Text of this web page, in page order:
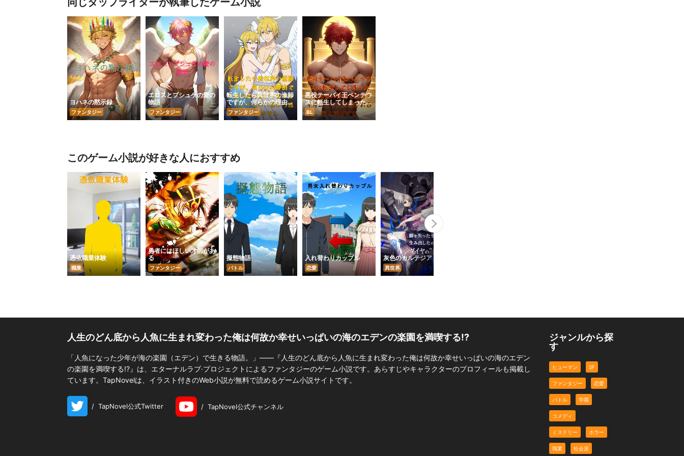
ヨハネの黙示録
ファンタジー
エロスとプシュケの愛の
物語
ファンタジー
転生したら異世界の漁師
ですが、何らかの理由で
天使の姿に変わります
が、ヤンデレの人魚から
ファンタジー
悪役テーバイ王ペンテウ
スに転生してしまった、
従兄弟の神様であるディ
オニュソスに殺される前
BL
このゲーム小説が好きな人におすすめ
憑依職業体験
職業
勇者にはほしい才能があ
る
ファンタジー
擬態物語
バトル
入れ替わりカップル
恋愛
灰色のカルテジア
異世界
人生のどん底から人魚に生まれ変わった俺は何故か幸せいっぱいの海のエデンの楽園を満喫する!?
「人魚になった少年が海の楽園（エデン）で生きる物語。」――『人生のどん底から人魚に生まれ変わった俺は何故か幸せいっぱいの海のエデン
の楽園を満喫する!?』は、エターナルラブ·プロジェクトによるファンタジーのゲーム小説です。あらすじやキャラクターのプロフィールも掲載し
ています。TapNovelは、イラスト付きのWeb小説が無料で読めるゲーム小説サイトです。
/ TapNovel公式Twitter / TapNovel公式チャンネル
ジャンルから探
す
ヒューマン SF
ファンタジー 恋愛
バトル 学園
コメディ
ミステリー ホラー
職業 社会派